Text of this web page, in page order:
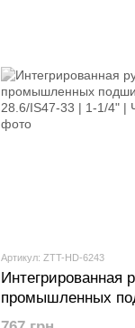
Артикул: ZTT-HD-6243
Интегрированная
промышленных
IS42-28.6/IS47-33 |